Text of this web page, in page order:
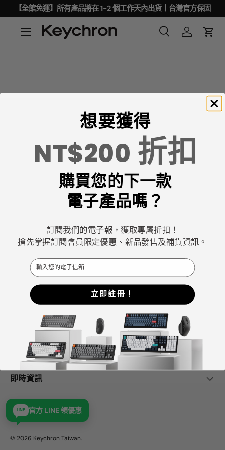
【全館免運】所有產品將在 1-2 個工作天內出貨｜台灣官方保固
Keychron專注於設計和製造高品質的鍵盤和滑鼠。
CNN、《紐約時報》、《The Verge》、《Wired》和
《PCWorld》都將Keychron評為最佳機械鍵盤製造商之
佳機械式鍵盤選擇。
FacebookYouTubeInstagram
Keychron中心
幫助與支持
即時資訊
© 2026 Keychron Taiwan.
LINE 官方 LINE 領優惠
想要獲得
NT$200 折扣
購買您的下一款
電子產品嗎？
訂閱我們的電子報，獲取專屬折扣！
搶先掌握訂閱會員限定優惠、新品發售及補貨資訊。
Email
立即註冊！